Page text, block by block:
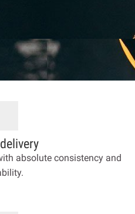
absolute consistency and